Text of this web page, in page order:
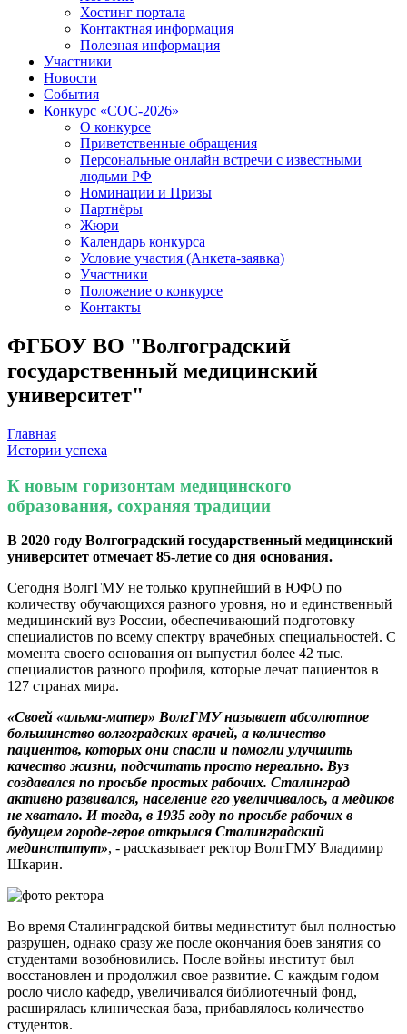
Хостинг портала
Контактная информация
Полезная информация
Участники
Новости
События
Конкурс «СОС-2026»
О конкурсе
Приветственные обращения
Персональные онлайн встречи с известными
людьми РФ
Номинации и Призы
Партнёры
Жюри
Календарь конкурса
Условие участия (Анкета-заявка)
Участники
Положение о конкурсе
Контакты
ФГБОУ ВО "Волгоградский
государственный медицинский
университет"
Главная
Истории успеха
К новым горизонтам медицинского
образования, сохраняя традиции
В 2020 году Волгоградский государственный медицинский
университет отмечает 85-летие со дня основания.
Сегодня ВолгГМУ не только крупнейший в ЮФО по
количеству обучающихся разного уровня, но и единственный
медицинский вуз России, обеспечивающий подготовку
специалистов по всему спектру врачебных специальностей. С
момента своего основания он выпустил более 42 тыс.
специалистов разного профиля, которые лечат пациентов в
127 странах мира.
«Своей «альма-матер» ВолгГМУ называет абсолютное
большинство волгоградских врачей, а количество
пациентов, которых они спасли и помогли улучшить
качество жизни, подсчитать просто нереально. Вуз
создавался по просьбе простых рабочих. Сталинград
активно развивался, население его увеличивалось, а медиков
не хватало. И тогда, в 1935 году по просьбе рабочих в
будущем городе-герое открылся Сталинградский
мединститут», - рассказывает ректор ВолгГМУ Владимир
Шкарин.
Во время Сталинградской битвы мединститут был полностью
разрушен, однако сразу же после окончания боев занятия со
студентами возобновились. После войны институт был
восстановлен и продолжил свое развитие. С каждым годом
росло число кафедр, увеличивался библиотечный фонд,
расширялась клиническая база, прибавлялось количество
студентов.